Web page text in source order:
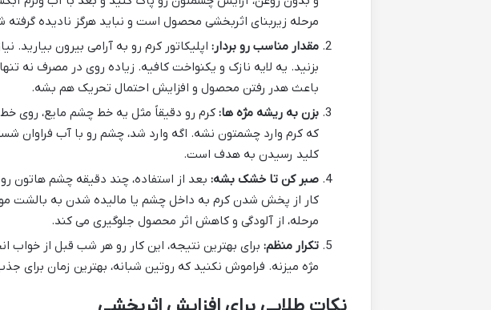
مرحله زیربنای اثربخشی محصول است و نباید هرگز نادیده گرفته
مقدار مناسب رو بردار: اپلیکاتور کرم رو به آرامی بیرون بیارید.
بزنید. یه لایه نازک و یکنواخت کافیه. زیاده روی در مصرف نه
باعث هدر رفتن محصول و افزایش احتمال تحریک هم بشه.
بزن به ریشه مژه ها: کرم رو دقیقاً مثل یه خط چشم مایع، روی
که کرم وارد چشمتون نشه. اگه وارد شد، چشم رو با آب فراوان
کلید رسیدن به هدف است.
صبر کن تا خشک بشه: بعد از استفاده، چند دقیقه چشم هاتون
کار از پخش شدن کرم به داخل چشم یا مالیده شدن به بالشت
مرحله، از آلودگی و کاهش اثر محصول جلوگیری می کند.
تکرار منظم: برای بهترین نتیجه، این کار رو هر شب قبل از
مژه میزنه. فراموش نکنید که روتین شبانه، بهترین زمان برای